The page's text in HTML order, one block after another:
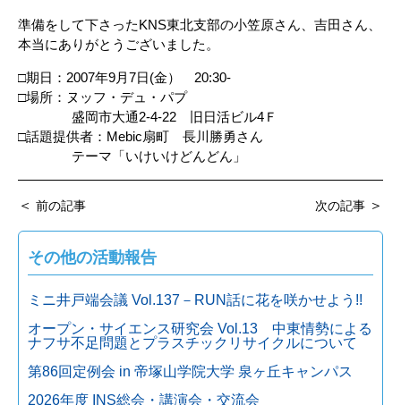
準備をして下さったKNS東北支部の小笠原さん、吉田さん、
本当にありがとうございました。
□期日：2007年9月7日(金） 20:30-
□場所：ヌッフ・デュ・パプ
盛岡市大通2-4-22 旧日活ビル4Ｆ
□話題提供者：Mebic扇町 長川勝勇さん
テーマ「いけいけどんどん」
＜ 前の記事 次の記事 ＞
その他の活動報告
ミニ井戸端会議 Vol.137－RUN話に花を咲かせよう!!
オープン・サイエンス研究会 Vol.13 中東情勢による
ナフサ不足問題とプラスチックリサイクルについて
第86回定例会 in 帝塚山学院大学 泉ヶ丘キャンパス
2026年度 INS総会・講演会・交流会